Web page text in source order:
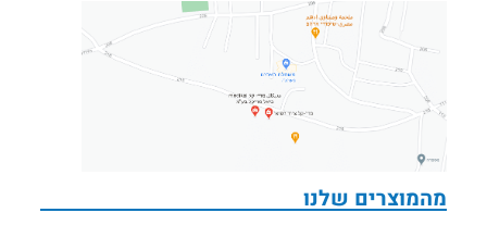
מהמוצרים שלנו